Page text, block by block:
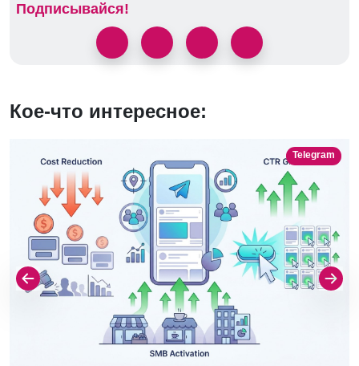
Подписывайся!
Кое-что интересное:
Telegram